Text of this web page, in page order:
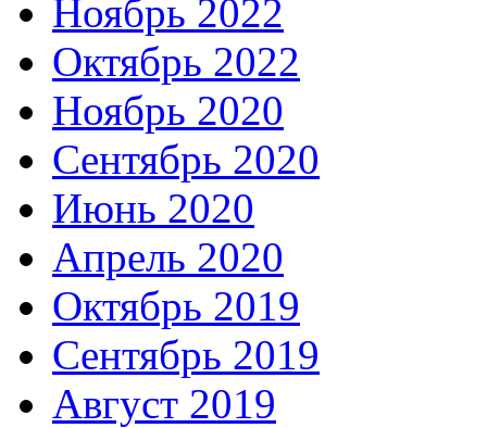
Ноябрь 2022
Октябрь 2022
Ноябрь 2020
Сентябрь 2020
Июнь 2020
Апрель 2020
Октябрь 2019
Сентябрь 2019
Август 2019